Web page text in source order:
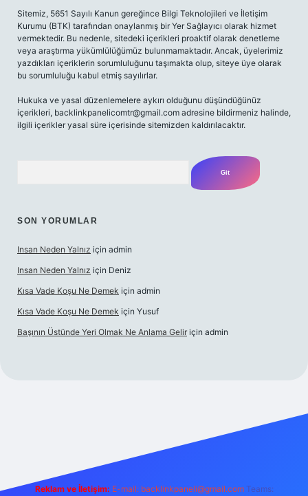
Sitemiz, 5651 Sayılı Kanun gereğince Bilgi Teknolojileri ve İletişim
Kurumu (BTK) tarafından onaylanmış bir Yer Sağlayıcı olarak hizmet
vermektedir. Bu nedenle, sitedeki içerikleri proaktif olarak denetleme
veya araştırma yükümlülüğümüz bulunmamaktadır. Ancak, üyelerimiz
yazdıkları içeriklerin sorumluluğunu taşımakta olup, siteye üye olarak
bu sorumluluğu kabul etmiş sayılırlar.
Hukuka ve yasal düzenlemelere aykırı olduğunu düşündüğünüz
içerikleri, backlinkpanelicomtr@gmail.com adresine bildirmeniz halinde,
ilgili içerikler yasal süre içerisinde sitemizden kaldırılacaktır.
SON YORUMLAR
Insan Neden Yalnız için admin
Insan Neden Yalnız için Deniz
Kısa Vade Koşu Ne Demek için admin
Kısa Vade Koşu Ne Demek için Yusuf
Başının Üstünde Yeri Olmak Ne Anlama Gelir için admin
Reklam ve İletişim: E-mail: backlinkpaneli@gmail.com Teams: